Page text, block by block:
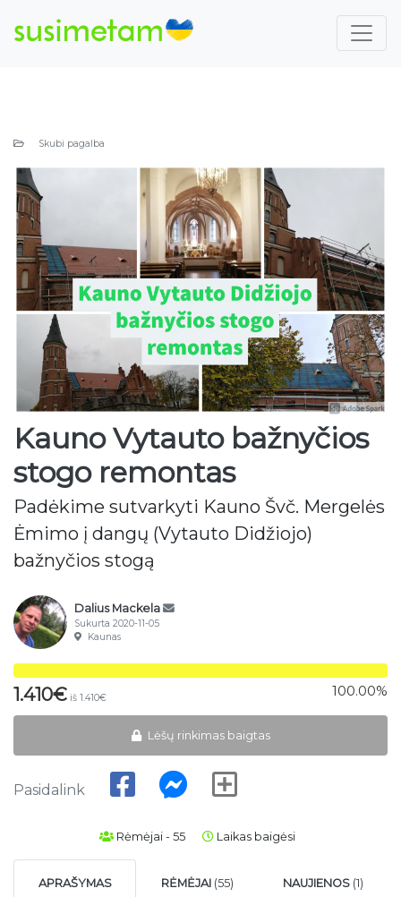
Skubi pagalba
Kauno Vytauto bažnyčios
stogo remontas
Padėkime sutvarkyti Kauno Švč. Mergelės
Ėmimo į dangų (Vytauto Didžiojo)
bažnyčios stogą
Dalius Mackela
Sukurta 2020-11-05
Kaunas
1.410€ iš 1.410€ 100.00%
Lėšų rinkimas baigtas
Pasidalink
Rėmėjai - 55 Laikas baigėsi
APRAŠYMAS RĖMĖJAI(55) NAUJIENOS(1)